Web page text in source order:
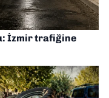
İzmir trafiğine